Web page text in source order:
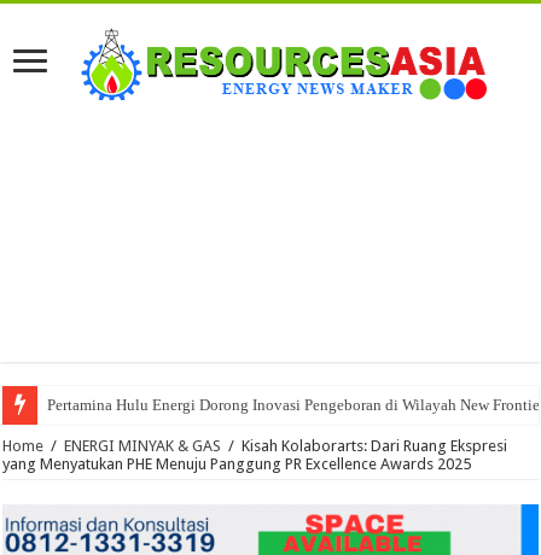
Pertamina Hulu Energi Dorong Inovasi Pengeboran di Wilayah New
Home / ENERGI MINYAK & GAS / Kisah Kolaborarts: Dari Ruang Ekspresi
yang Menyatukan PHE Menuju Panggung PR Excellence Awards 2025